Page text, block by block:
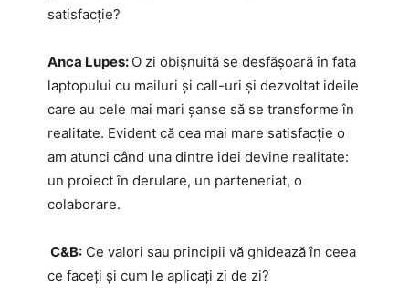
satisfacție?
Anca Lupes: O zi obișnuită se desfășoară în fata
laptopului cu mailuri și call-uri și dezvoltat ideile
care au cele mai mari șanse să se transforme în
realitate. Evident că cea mai mare satisfacție o
am atunci când una dintre idei devine realitate:
un proiect în derulare, un parteneriat, o
colaborare.
C&B: Ce valori sau principii vă ghidează în ceea
ce faceți și cum le aplicați zi de zi?